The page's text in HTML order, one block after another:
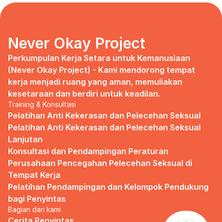
marketing strategy, I uphold myself to fill
that position. I believe I had something to
give, I like designing, and Social Media is
kinda my forte, so I did work on that solo.
Until one day I’ve had enough:
I came to work finding out that they
outsourced a social media analyst (which
conveniently consists of ALL GUYS) to
Don’t get me wrong, I want the best for
the company, but they didn’t even run it
up on me that they’re trying to solve the
marketing problem (that I was unaware
of).
I will never forget the laughs they all
shared in the meeting room, with no vagina
Never Okay Project
Perkumpulan Kerja Setara untuk Kemanusiaan
(Never Okay Project) - Kami mendorong tempat
kerja menjadi ruang yang aman, memuliakan
kesetaraan dan berdiri untuk keadilan.
Training & Konsultasi
Pelatihan Anti Kekerasan dan Pelecehan Seksual
Pelatihan Anti Kekerasan dan Pelecehan Seksual
Lanjutan
Konsultasi dan Pendampingan Peraturan
Perusahaan Pencegahan Pelecehan Seksual di
Tempat Kerja
Pelatihan Pendampingan dan Kelompok Pendukung
bagi Penyintas
Bagian dari kami